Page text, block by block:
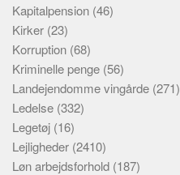
Kapitalpension (46)
Kirker (23)
Korruption (68)
Kriminelle penge (56)
Landejendomme vingårde (271)
Ledelse (332)
Legetøj (16)
Lejligheder (2410)
Løn arbejdsforhold (187)